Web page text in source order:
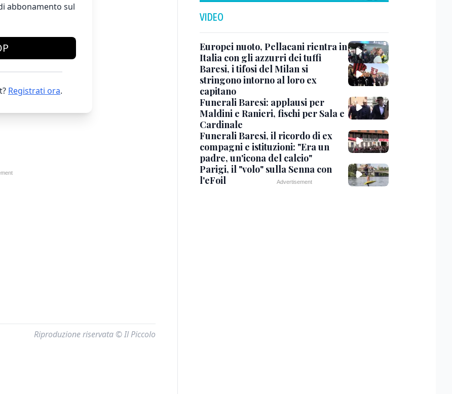
abbonamento sul
Registrati ora.
Riproduzione riservata © Il Piccolo
VIDEO
Europei nuoto, Pellacani rientra in
Italia con gli azzurri dei tuffi
Baresi, i tifosi del Milan si
stringono intorno al loro ex
capitano
Funerali Baresi: applausi per
Maldini e Ranieri, fischi per Sala e
Cardinale
Funerali Baresi, il ricordo di ex
compagni e istituzioni: "Era un
padre, un'icona del calcio"
Parigi, il "volo" sulla Senna con
l'eFoil